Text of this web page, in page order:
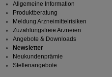
Allgemeine Information
Produktberatung
Meldung Arzneimittelrisiken
Zuzahlungsfreie Arzneien
Angebote & Downloads
Newsletter
Neukundenprämie
Stellenangebote